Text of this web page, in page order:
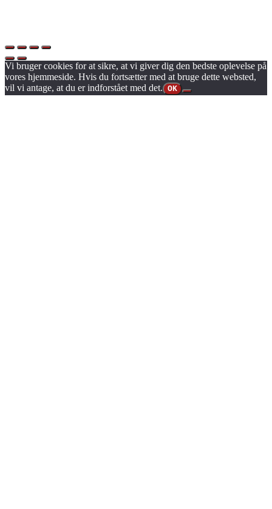
Vi bruger cookies for at sikre, at vi giver dig den bedste oplevelse på
vores hjemmeside. Hvis du fortsætter med at bruge dette websted,
vil vi antage, at du er indforstået med det. OK